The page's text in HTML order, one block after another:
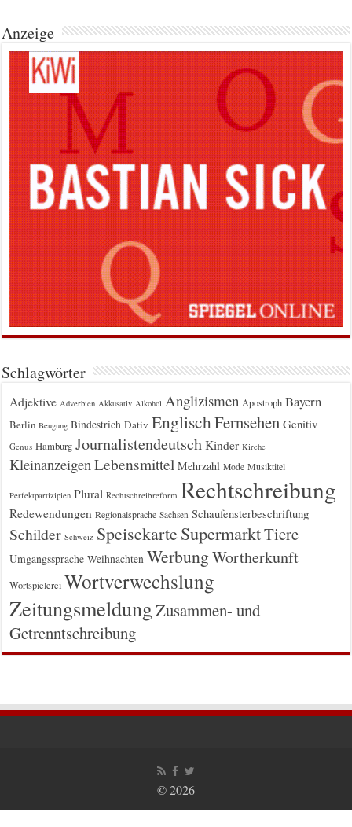
Anzeige
Schlagwörter
Adjektive Adverbien Akkusativ Alkohol Anglizismen Apostroph Bayern
Berlin Beugung Bindestrich Dativ EnglischFernsehen Genitiv
Genus Hamburg Journalistendeutsch Kinder Kirche
Kleinanzeigen Lebensmittel Mehrzahl Mode Musiktitel
Perfektpartizipien Plural Rechtschreibreform Rechtschreibung
Redewendungen Regionalsprache Sachsen Schaufensterbeschriftung
Schilder Schweiz Speisekarte SupermarktTiere
Umgangssprache Weihnachten WerbungWortherkunft
Wortspielerei Wortverwechslung
ZeitungsmeldungZusammen- und
Getrenntschreibung
© 2026